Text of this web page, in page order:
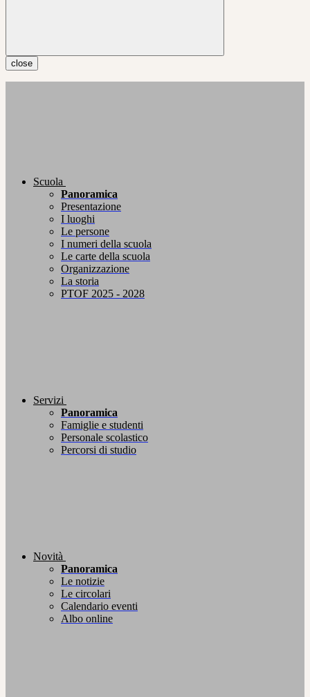
close
Scuola
Panoramica
Presentazione
I luoghi
Le persone
I numeri della scuola
Le carte della scuola
Organizzazione
La storia
PTOF 2025 - 2028
Servizi
Panoramica
Famiglie e studenti
Personale scolastico
Percorsi di studio
Novità
Panoramica
Le notizie
Le circolari
Calendario eventi
Albo online